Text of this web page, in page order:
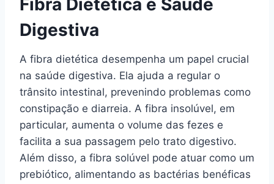
Fibra Dietética e Saúde
Digestiva
A fibra dietética desempenha um papel crucial
na saúde digestiva. Ela ajuda a regular o
trânsito intestinal, prevenindo problemas como
constipação e diarreia. A fibra insolúvel, em
particular, aumenta o volume das fezes e
facilita a sua passagem pelo trato digestivo.
Além disso, a fibra solúvel pode atuar como um
prebiótico, alimentando as bactérias benéficas